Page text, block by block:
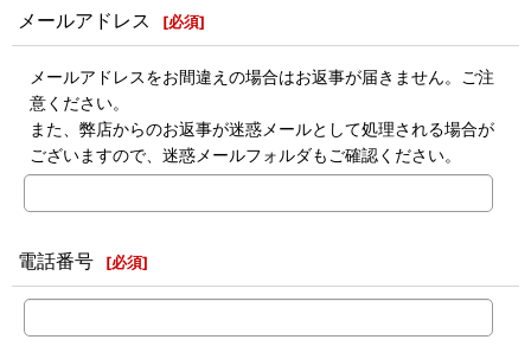
メールアドレス [必須]
メールアドレスをお間違えの場合はお返事が届きません。ご注
意ください。
また、弊店からのお返事が迷惑メールとして処理される場合が
ございますので、迷惑メールフォルダもご確認ください。
電話番号 [必須]